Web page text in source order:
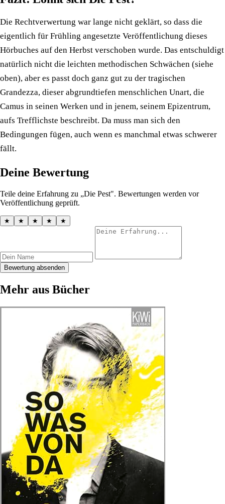
Die Rechtverwertung war lange nicht geklärt, so dass die
eigentlich für Frühling angesetzte Veröffentlichung dieses
Hörbuches auf den Herbst verschoben wurde. Das entschuldigt
natürlich nicht die leichten methodischen Schwächen (siehe
oben), aber es passt doch ganz gut zu der tragischen
Grandezza, dieser abgrundtiefen menschlichen Unart, die
Camus in seinen Werken und in jenem, seinem Epizentrum,
aufs Trefflichste beschreibt. Da muss man sich den
Bedingungen fügen, auch wenn es manchmal etwas schwerer
fällt.
Deine Bewertung
Teile deine Erfahrung zu „Die Pest". Bewertungen werden vor
Veröffentlichung geprüft.
★ ★ ★ ★ ★
Bewertung absenden
Mehr aus Bücher